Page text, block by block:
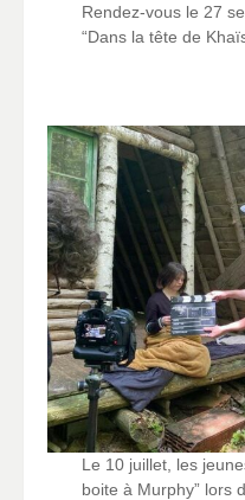
Rendez-vous le 27
“Dans la tête de
Le 10 juillet, les
boite à Murphy” lors